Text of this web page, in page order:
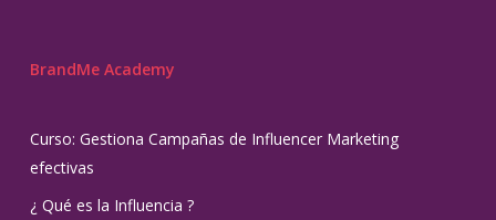
BrandMe Academy
Curso: Gestiona Campañas de Influencer Marketing
efectivas
¿ Qué es la Influencia ?